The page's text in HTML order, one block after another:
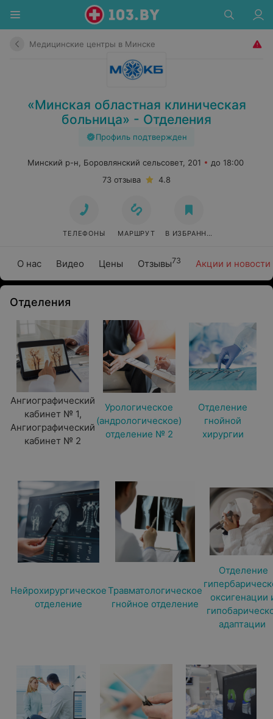
Медицинские центры в Минске
«Минская областная клиническая
больница» - Отделения
Профиль подтвержден
О нас Видео Цены Отзывы73 Акции и новости
Минский р-н, Боровлянский сельсовет, 201
до 18:00
73 отзыва
4.8
ТЕЛЕФОНЫ МАРШРУТ В ИЗБРАННОЕ
Отделения
Ангиографический
кабинет № 1,
Ангиографический
кабинет № 2
Урологическое
(андрологическое)
отделение № 2
Отделение
гнойной
хирургии
Нейрохирургическое
отделение
Травматологическое
гнойное отделение
Отделение
оксигенации
адаптации